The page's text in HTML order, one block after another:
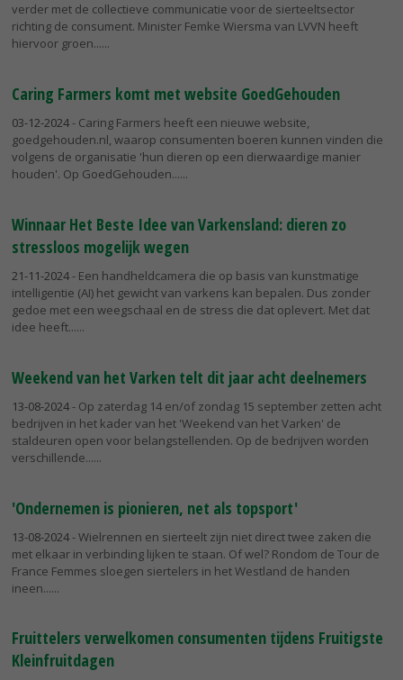
verder met de collectieve communicatie voor de sierteeltsector
richting de consument. Minister Femke Wiersma van LVVN heeft
hiervoor groen...
Caring Farmers komt met website GoedGehouden
03-12-2024- Caring Farmers heeft een nieuwe website,
goedgehouden.nl, waarop consumenten boeren kunnen vinden die
volgens de organisatie 'hun dieren op een dierwaardige manier
houden'. Op GoedGehouden...
Winnaar Het Beste Idee van Varkensland: dieren zo
stressloos mogelijk wegen
21-11-2024- Een handheldcamera die op basis van kunstmatige
intelligentie (AI) het gewicht van varkens kan bepalen. Dus zonder
gedoe met een weegschaal en de stress die dat oplevert. Met dat
idee heeft...
Weekend van het Varken telt dit jaar acht deelnemers
13-08-2024- Op zaterdag 14 en/of zondag 15 september zetten acht
bedrijven in het kader van het 'Weekend van het Varken' de
staldeuren open voor belangstellenden. Op de bedrijven worden
verschillende...
'Ondernemen is pionieren, net als topsport'
13-08-2024- Wielrennen en sierteelt zijn niet direct twee zaken die
met elkaar in verbinding lijken te staan. Of wel? Rondom de Tour de
France Femmes sloegen siertelers in het Westland de handen
ineen...
Fruittelers verwelkomen consumenten tijdens Fruitigste
Kleinfruitdagen